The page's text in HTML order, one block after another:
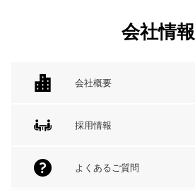
会社情報
会社概要
採用情報
よくあるご質問